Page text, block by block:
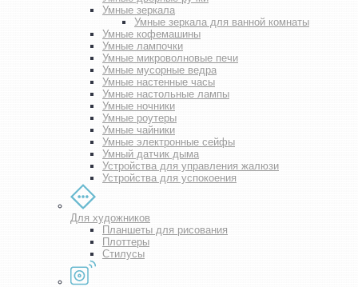
Умные зеркала
Умные зеркала для ванной комнаты
Умные кофемашины
Умные лампочки
Умные микроволновые печи
Умные мусорные ведра
Умные настенные часы
Умные настольные лампы
Умные ночники
Умные роутеры
Умные чайники
Умные электронные сейфы
Умный датчик дыма
Устройства для управления жалюзи
Устройства для успокоения
Для художников
Планшеты для рисования
Плоттеры
Стилусы